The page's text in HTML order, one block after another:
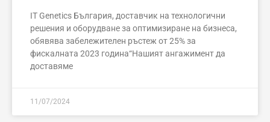
IT Genetics България, доставчик на технологични
решения и оборудване за оптимизиране на бизнеса,
обявява забележителен ръстеж от 25% за
фискалната 2023 година“Нашият ангажимент да
доставяме
11/07/2024